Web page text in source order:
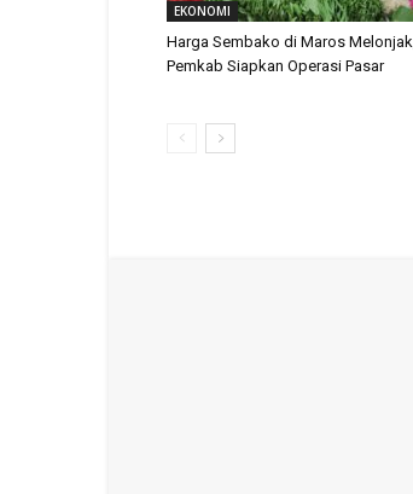
EKONOMI
Harga Sembako di Maros Melonjak,
Pemkab Siapkan Operasi Pasar